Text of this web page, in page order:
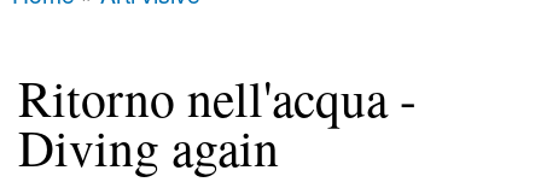
You are here
Ritorno nell'acqua -
Diving again